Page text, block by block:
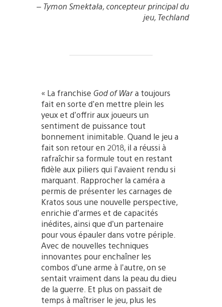
– Tymon Smektała, concepteur principal du
jeu, Techland
« La franchise God of Wara toujours
fait en sorte d’en mettre plein les
yeux et d’offrir aux joueurs un
sentiment de puissance tout
bonnement inimitable. Quand le jeu a
fait son retour en 2018, il a réussi à
rafraîchir sa formule tout en restant
fidèle aux piliers qui l’avaient rendu si
marquant. Rapprocher la caméra a
permis de présenter les carnages de
Kratos sous une nouvelle perspective,
enrichie d’armes et de capacités
inédites, ainsi que d’un partenaire
pour vous épauler dans votre périple.
Avec de nouvelles techniques
innovantes pour enchaîner les
combos d’une arme à l’autre, on se
sentait vraiment dans la peau du dieu
de la guerre. Et plus on passait de
temps à maîtriser le jeu, plus les